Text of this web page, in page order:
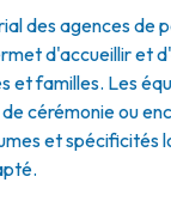
des agences de
d'accueillir et
et familles. Les
cérémonie ou
et spécificités